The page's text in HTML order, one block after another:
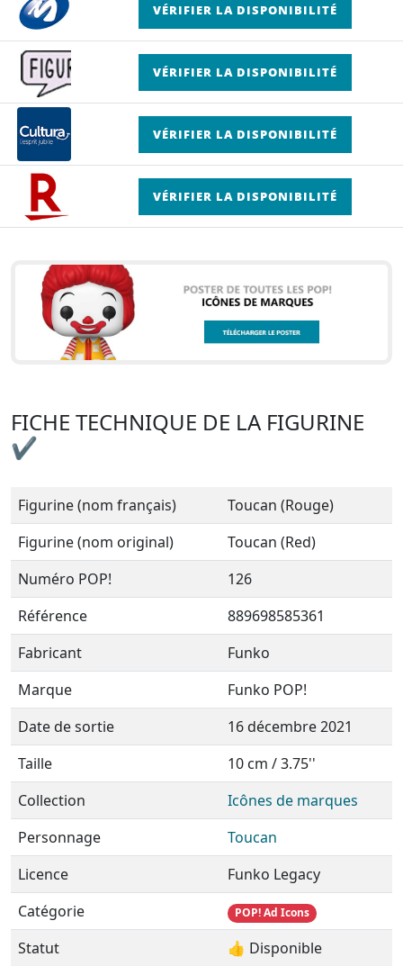
VÉRIFIER LA DISPONIBILITÉ
VÉRIFIER LA DISPONIBILITÉ
VÉRIFIER LA DISPONIBILITÉ
VÉRIFIER LA DISPONIBILITÉ
FICHE TECHNIQUE DE LA FIGURINE
✔
Figurine (nom français)
Toucan (Rouge)
Figurine (nom original)
Toucan (Red)
Numéro POP!
126
Référence
889698585361
Fabricant
Funko
Marque
Funko POP!
Date de sortie
16 décembre 2021
Taille
10 cm / 3.75''
Collection
Icônes de marques
Personnage
Toucan
Licence
Funko Legacy
Catégorie
POP! Ad Icons
Statut
👍 Disponible